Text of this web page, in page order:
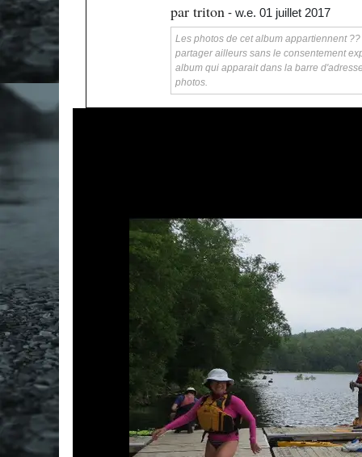
par triton - w.e. 01 juillet 2017
Les photos de cet album appartiennent
partager ailleurs sans le consentement
album qui apparait dans la barre
photos.